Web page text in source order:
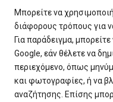
Μπορείτε να
διάφορους τρόπους για
Για παράδειγμα,
Google, εάν θέλετε να
περιεχόμενο, όπως
και φωτογραφίες, ή να
αναζήτησης. Επίσης